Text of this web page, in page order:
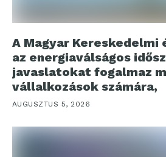
A Magyar Kereskedelmi
az energiaválságos
javaslatokat fogalmaz
vállalkozások számára,
AUGUSZTUS 5, 2026